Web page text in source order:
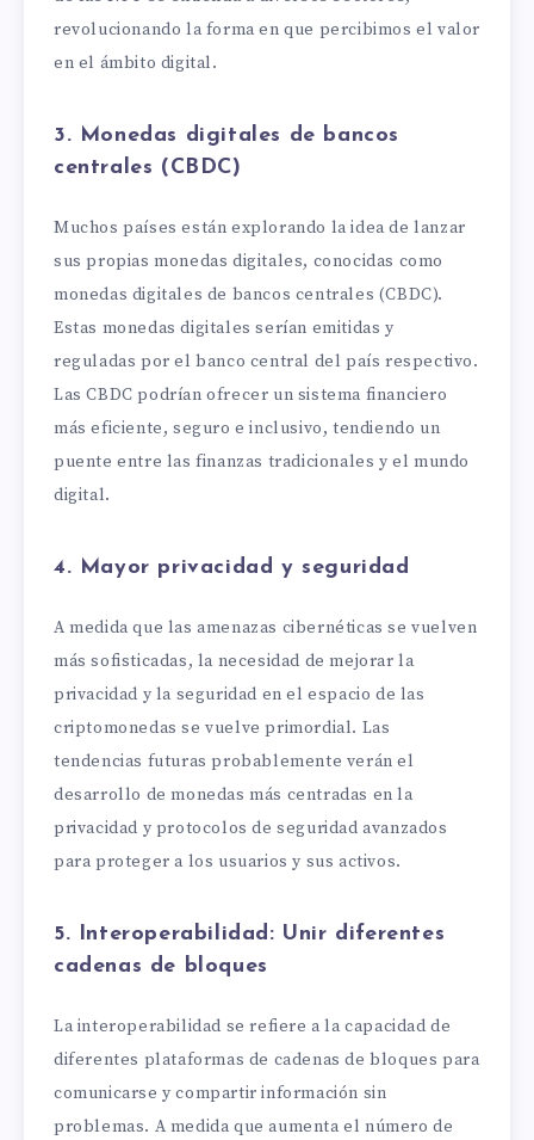
revolucionando la forma en que percibimos el valor
en el ámbito digital.
3. Monedas digitales de bancos
centrales (CBDC)
Muchos países están explorando la idea de lanzar
sus propias monedas digitales, conocidas como
monedas digitales de bancos centrales (CBDC).
Estas monedas digitales serían emitidas y
reguladas por el banco central del país respectivo.
Las CBDC podrían ofrecer un sistema financiero
más eficiente, seguro e inclusivo, tendiendo un
puente entre las finanzas tradicionales y el mundo
digital.
4. Mayor privacidad y seguridad
A medida que las amenazas cibernéticas se vuelven
más sofisticadas, la necesidad de mejorar la
privacidad y la seguridad en el espacio de las
criptomonedas se vuelve primordial. Las
tendencias futuras probablemente verán el
desarrollo de monedas más centradas en la
privacidad y protocolos de seguridad avanzados
para proteger a los usuarios y sus activos.
5. Interoperabilidad: Unir diferentes
cadenas de bloques
La interoperabilidad se refiere a la capacidad de
diferentes plataformas de cadenas de bloques para
comunicarse y compartir información sin
problemas. A medida que aumenta el número de